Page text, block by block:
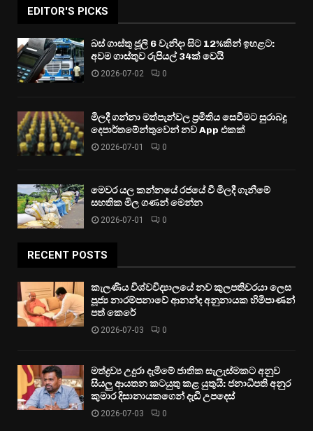
EDITOR'S PICKS
බස් ගාස්තු ජූලි 6 වැනිදා සිට 12%කින් ඉහළට:
අවම ගාස්තුව රුපියල් 34ක් වෙයි
2026-07-02 0
මිලදී ගන්නා මත්පැන්වල ප්‍රමිතිය සෙවීමට සුරාබදු
දෙපාර්තමේන්තුවෙන් නව App එකක්
2026-07-01 0
මෙවර යල කන්නයේ රජයේ වී මිලදී ගැනීමේ
සහතික මිල ගණන් මෙන්න
2026-07-01 0
RECENT POSTS
කැලණිය විශ්වවිද්‍යාලයේ නව කුලපතිවරයා ලෙස
පූජ්‍ය නාරම්පනාවේ ආනන්ද අනුනායක හිමිපාණන්
පත් කෙරේ
2026-07-03 0
මත්ද්‍රව්‍ය උදුරා දැමීමේ ජාතික සැලැස්මකට අනුව
සියලු ආයතන කටයුතු කළ යුතුයි: ජනාධිපති අනුර
කුමාර දිසානායකගෙන් දැඩි උපදෙස්
2026-07-03 0